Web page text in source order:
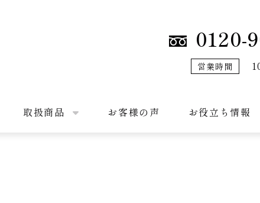
0120-
営業時間
取扱商品 お客様の声 お役立ち情報